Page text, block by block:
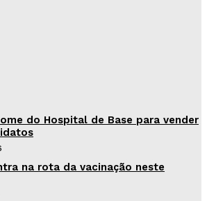
do Hospital de Base para vender
na rota da vacinação neste